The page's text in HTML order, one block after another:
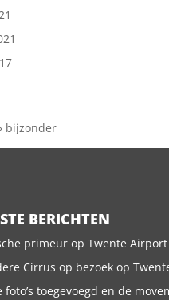
bijzonder
BERICHTEN
primeur op Twente Airport
Cirrus op bezoek op
foto’s toegevoegd en de